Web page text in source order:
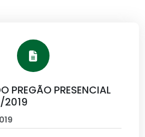
PREGÃO PRESENCIAL
2019